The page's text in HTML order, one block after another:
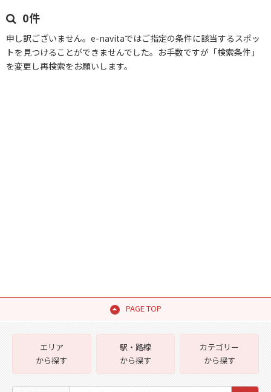
0件
申し訳ございません。e-navitaではご指定の条件に該当するスポッ
トを見つけることができませんでした。お手数ですが「検索条件」
を変更し再検索をお願いします。
PAGE TOP
エリア
から探す
駅・路線
から探す
カテゴリー
から探す